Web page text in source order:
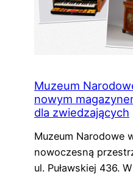
Muzeum
nowym
dla zwiedzających
Muzeum Narodowe
nowoczesną
ul. Puławskiej 436.